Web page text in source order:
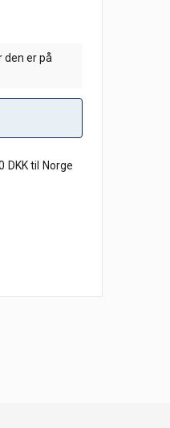
den er på
DKK til Norge